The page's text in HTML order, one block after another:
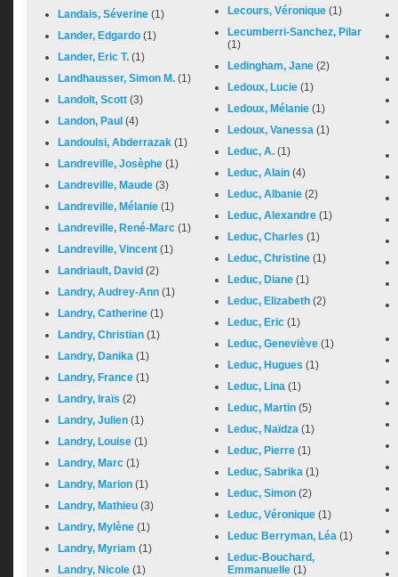
Landais, Séverine (1)
Lander, Edgardo (1)
Lander, Eric T. (1)
Landhausser, Simon M. (1)
Landolt, Scott (3)
Landon, Paul (4)
Landoulsi, Abderrazak (1)
Landreville, Josèphe (1)
Landreville, Maude (3)
Landreville, Mélanie (1)
Landreville, René-Marc (1)
Landreville, Vincent (1)
Landriault, David (2)
Landry, Audrey-Ann (1)
Landry, Catherine (1)
Landry, Christian (1)
Landry, Danika (1)
Landry, France (1)
Landry, Iraïs (2)
Landry, Julien (1)
Landry, Louise (1)
Landry, Marc (1)
Landry, Marion (1)
Landry, Mathieu (3)
Landry, Mylène (1)
Landry, Myriam (1)
Landry, Nicole (1)
Lecours, Véronique (1)
Lecumberri-Sanchez, Pilar
(1)
Ledingham, Jane (2)
Ledoux, Lucie (1)
Ledoux, Mélanie (1)
Ledoux, Vanessa (1)
Leduc, A. (1)
Leduc, Alain (4)
Leduc, Albanie (2)
Leduc, Alexandre (1)
Leduc, Charles (1)
Leduc, Christine (1)
Leduc, Diane (1)
Leduc, Elizabeth (2)
Leduc, Eric (1)
Leduc, Geneviève (1)
Leduc, Hugues (1)
Leduc, Lina (1)
Leduc, Martin (5)
Leduc, Naïdza (1)
Leduc, Pierre (1)
Leduc, Sabrika (1)
Leduc, Simon (2)
Leduc, Véronique (1)
Leduc Berryman, Léa (1)
Leduc-Bouchard,
Emmanuelle (1)